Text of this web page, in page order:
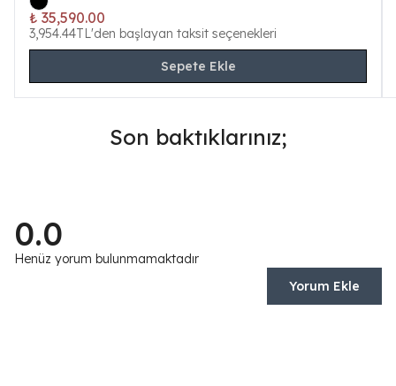
₺ 35,590.00
3,954.44TL'den başlayan taksit seçenekleri
Sepete Ekle
Son baktıklarınız;
0.0
Henüz yorum bulunmamaktadır
Yorum Ekle